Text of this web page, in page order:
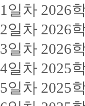
1일차 2026
2일차 2026
3일차 2026
4일차 2025
5일차 2025